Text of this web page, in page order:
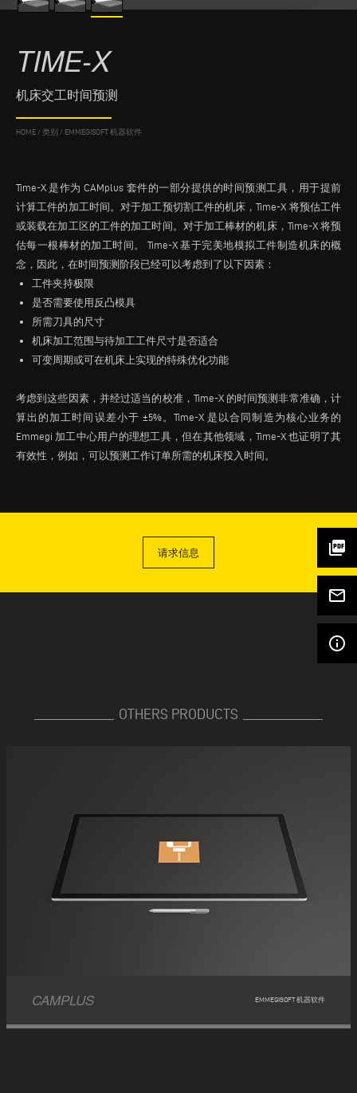
TIME-X
机床交工时间预测
HOME / 类别 / EMMEGISOFT 机器软件
Time-X 是作为 CAMplus 套件的一部分提供的时间预测工具，用于提前
计算工件的加工时间。对于加工预切割工件的机床，Time-X 将预估工件
或装载在加工区的工件的加工时间。对于加工棒材的机床，Time-X 将预
估每一根棒材的加工时间。 Time-X 基于完美地模拟工件制造机床的概
念，因此，在时间预测阶段已经可以考虑到了以下因素：
工件夹持极限
是否需要使用反凸模具
所需刀具的尺寸
机床加工范围与待加工工件尺寸是否适合
可变周期或可在机床上实现的特殊优化功能
考虑到这些因素，并经过适当的校准，Time-X 的时间预测非常准确，计
算出的加工时间误差小于 ±5%。Time-X 是以合同制造为核心业务的
Emmegi 加工中心用户的理想工具，但在其他领域，Time-X 也证明了其
有效性，例如，可以预测工作订单所需的机床投入时间。
请求信息 picture_as_pdf
mail_outline
info_outline
OTHERS PRODUCTS
CAMPLUS EMMEGISOFT 机器软件